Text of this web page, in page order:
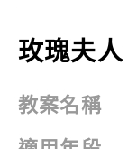
玫瑰夫人
教案名稱